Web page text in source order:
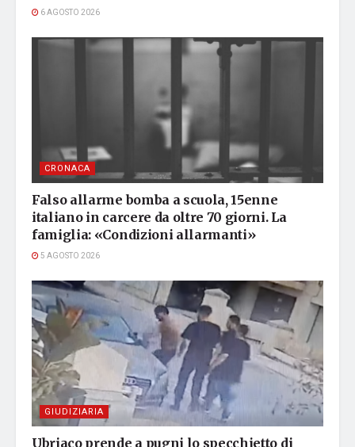
6 AGOSTO 2026
CRONACA
Falso allarme bomba a scuola, 15enne
italiano in carcere da oltre 70 giorni. La
famiglia: «Condizioni allarmanti»
5 AGOSTO 2026
GIUDIZIARIA
Ubriaco prende a pugni lo specchietto di